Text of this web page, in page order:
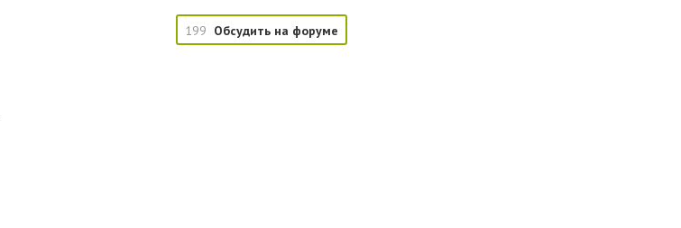
199 Обсудить на форуме